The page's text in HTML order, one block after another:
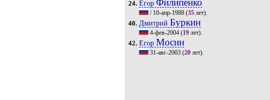
24. ЕгорФилипенко
/ 10-апр-1988 (35 лет).
40. Дмитрий Буркин
4-фев-2004 (19 лет).
42. Егор Мосин
31-авг-2003 (20 лет).